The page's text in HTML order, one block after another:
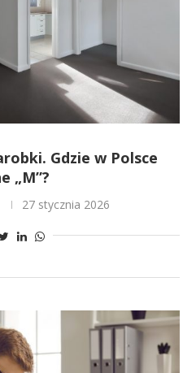
Gdzie w Polsce
„M”?
27 stycznia 2026